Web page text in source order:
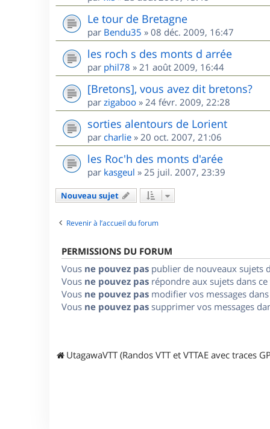
Le tour de Bretagne
par Bendu35 » 08 déc. 2009, 16:47
les roch s des monts d arrée
par phil78 » 21 août 2009, 16:44
[Bretons], vous avez dit bretons?
par zigaboo » 24 févr. 2009, 22:28
sorties alentours de Lorient
par charlie » 20 oct. 2007, 21:06
les Roc'h des monts d'arée
par kasgeul » 25 juil. 2007, 23:39
Nouveau sujet
Revenir à l’accueil du forum
PERMISSIONS DU FORUM
Vous ne pouvez pas publier de nouveaux sujets
Vous ne pouvez pas répondre aux sujets dans
Vous ne pouvez pas modifier vos messages
Vous ne pouvez pas supprimer vos messages
UtagawaVTT (Randos VTT et VTTAE avec traces